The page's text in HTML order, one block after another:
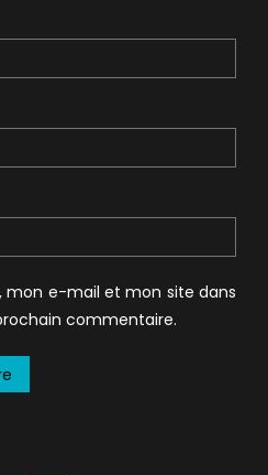
mon e-mail et mon site dans
commentaire.